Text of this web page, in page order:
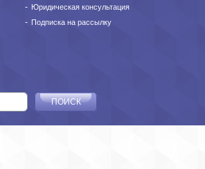
Юридическая консультация
Подписка на рассылку